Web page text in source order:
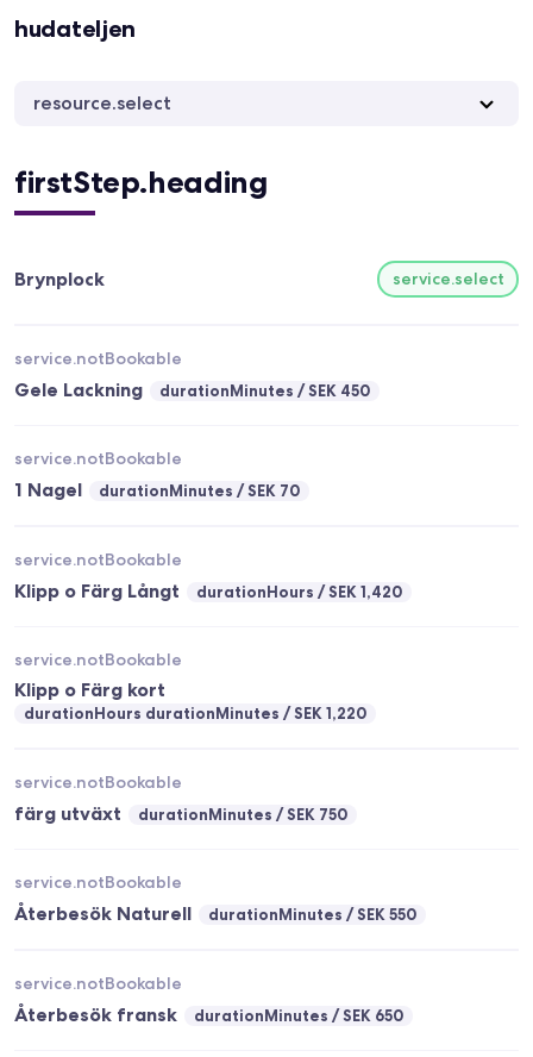
hudateljen
resource.select
firstStep.heading
Brynplock service.select
Gele Lackning durationMinutes SEK 450
service.notBookable
1 Nagel durationMinutes SEK 70
service.notBookable
Klipp o Färg Långt durationHours SEK 1,420
service.notBookable
Klipp o Färg kort
durationHours durationMinutes SEK 1,220
service.notBookable
färg utväxt durationMinutes SEK 750
service.notBookable
Återbesök Naturell durationMinutes SEK 550
service.notBookable
Återbesök fransk durationMinutes SEK 650
service.notBookable